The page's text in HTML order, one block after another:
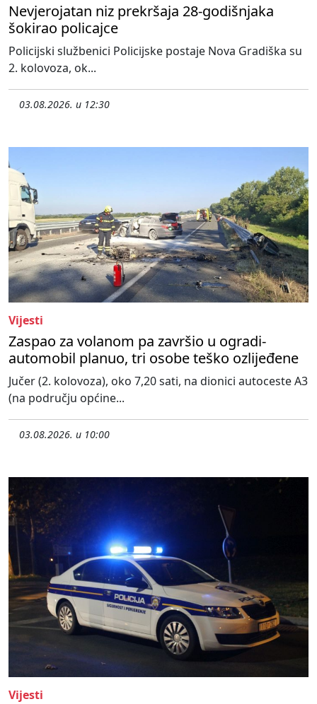
Nevjerojatan niz prekršaja 28-godišnjaka
šokirao policajce
Policijski službenici Policijske postaje Nova Gradiška su
2. kolovoza, ok...
03.08.2026. u 12:30
Vijesti
Zaspao za volanom pa završio u ogradi-
automobil planuo, tri osobe teško ozlijeđene
Jučer (2. kolovoza), oko 7,20 sati, na dionici autoceste A3
(na području općine...
03.08.2026. u 10:00
Vijesti